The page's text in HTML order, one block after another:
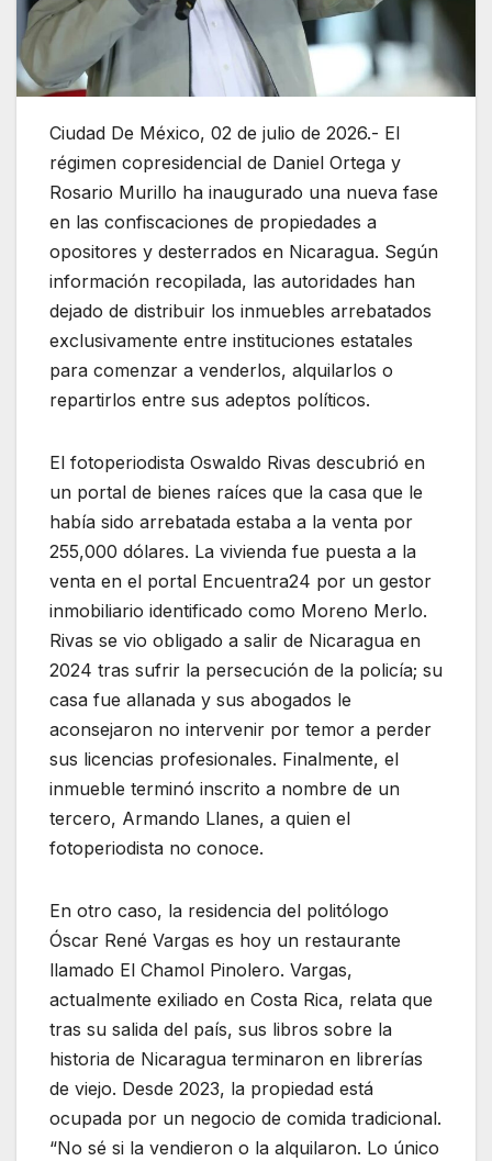
Ciudad De México, 02 de julio de 2026.- El
régimen copresidencial de Daniel Ortega y
Rosario Murillo ha inaugurado una nueva fase
en las confiscaciones de propiedades a
opositores y desterrados en Nicaragua. Según
información recopilada, las autoridades han
dejado de distribuir los inmuebles arrebatados
exclusivamente entre instituciones estatales
para comenzar a venderlos, alquilarlos o
repartirlos entre sus adeptos políticos.
El fotoperiodista Oswaldo Rivas descubrió en
un portal de bienes raíces que la casa que le
había sido arrebatada estaba a la venta por
255,000 dólares. La vivienda fue puesta a la
venta en el portal Encuentra24 por un gestor
inmobiliario identificado como Moreno Merlo.
Rivas se vio obligado a salir de Nicaragua en
2024 tras sufrir la persecución de la policía; su
casa fue allanada y sus abogados le
aconsejaron no intervenir por temor a perder
sus licencias profesionales. Finalmente, el
inmueble terminó inscrito a nombre de un
tercero, Armando Llanes, a quien el
fotoperiodista no conoce.
En otro caso, la residencia del politólogo
Óscar René Vargas es hoy un restaurante
llamado El Chamol Pinolero. Vargas,
actualmente exiliado en Costa Rica, relata que
tras su salida del país, sus libros sobre la
historia de Nicaragua terminaron en librerías
de viejo. Desde 2023, la propiedad está
ocupada por un negocio de comida tradicional.
“No sé si la vendieron o la alquilaron. Lo único